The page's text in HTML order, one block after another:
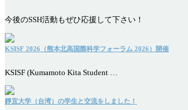
今後のSSH活動もぜひ応援して下さい！
KSISF 2026（熊本北高国際科学フォーラム 2026）開催
KSISF (Kumamoto Kita Student …
靜宜大学（台湾）の学生と交流をしました！